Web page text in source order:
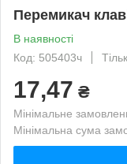
Перемикач
В наявності
Код: 505403ч
17,47 ₴
Мінімальне
Мінімальна сума